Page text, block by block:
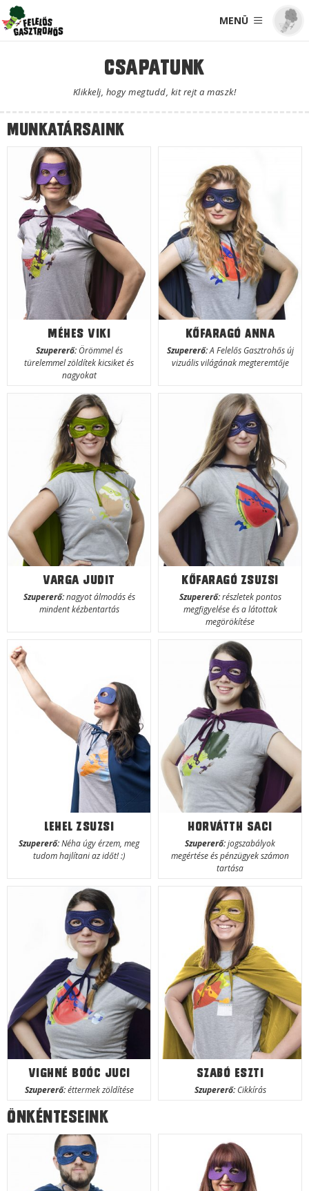
MENÜ
Csapatunk
Klikkelj, hogy megtudd, kit rejt a maszk!
Munkatársaink
Méhes Viki
Szupererő:Örömmel és
türelemmel zöldítek kicsiket és
nagyokat
Kőfaragó Anna
Szupererő:A Felelős Gasztrohős új
vizuális világának megteremtője
Varga Judit
Szupererő:nagyot álmodás és
mindent kézbentartás
Kőfaragó Zsuzsi
Szupererő:részletek pontos
megfigyelése és a látottak
megörökítése
Lehel Zsuzsi
Szupererő:Néha úgy érzem, meg
tudom hajlítani az időt! :)
Horvátth Saci
Szupererő:jogszabályok
megértése és pénzügyek számon
tartása
Vighné Boóc Juci
Szupererő:éttermek zöldítése
Szabó Eszti
Szupererő:Cikkírás
Önkénteseink